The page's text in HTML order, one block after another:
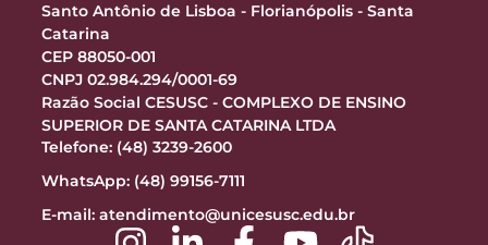
Santo Antônio de Lisboa - Florianópolis - Santa
Catarina
CEP 88050-001
CNPJ 02.984.294/0001-69
Razão Social CESUSC - COMPLEXO DE ENSINO
SUPERIOR DE SANTA CATARINA LTDA
Telefone: (48) 3239-2600
WhatsApp: (48) 99156-7111
E-mail: atendimento@unicesusc.edu.br